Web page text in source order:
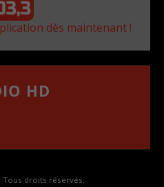
dès maintenant !
HD
Tous droits réservés.